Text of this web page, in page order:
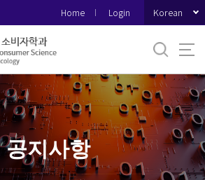
Home Login Korean
공지사항